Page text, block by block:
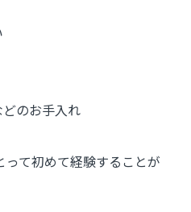
のお手入れ
て初めて経験することが